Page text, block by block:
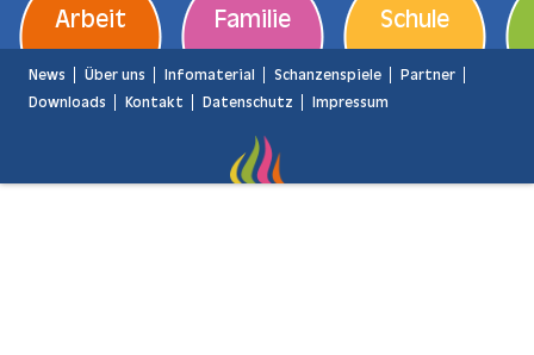
Arbeit Familie Schule
News Über uns Infomaterial Schanzenspiele
Partner
Downloads
Kontakt Datenschutz Impressum